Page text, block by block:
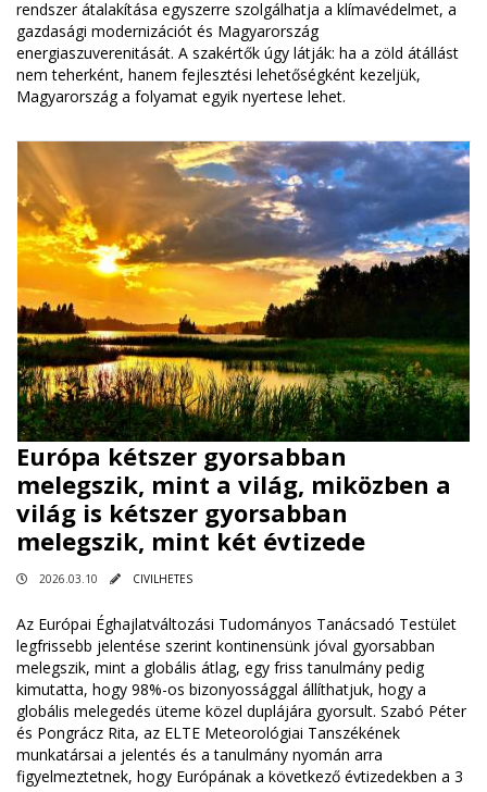
rendszer átalakítása egyszerre szolgálhatja a klímavédelmet, a
gazdasági modernizációt és Magyarország
energiaszuverenitását. A szakértők úgy látják: ha a zöld átállást
nem teherként, hanem fejlesztési lehetőségként kezeljük,
Magyarország a folyamat egyik nyertese lehet.
Európa kétszer gyorsabban
melegszik, mint a világ, miközben a
világ is kétszer gyorsabban
melegszik, mint két évtizede
2026.03.10 CIVILHETES
Az Európai Éghajlatváltozási Tudományos Tanácsadó Testület
legfrissebb jelentése szerint kontinensünk jóval gyorsabban
melegszik, mint a globális átlag, egy friss tanulmány pedig
kimutatta, hogy 98%-os bizonyossággal állíthatjuk, hogy a
globális melegedés üteme közel duplájára gyorsult. Szabó Péter
és Pongrácz Rita, az ELTE Meteorológiai Tanszékének
munkatársai a jelentés és a tanulmány nyomán arra
figyelmeztetnek, hogy Európának a következő évtizedekben a 3